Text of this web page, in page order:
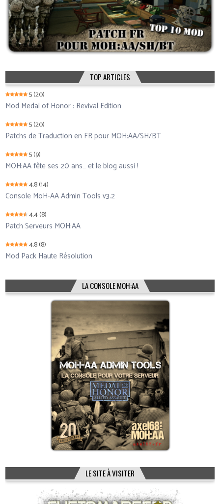
TOP ARTICLES
5(20)
Mod Medal of Honor : Revival Edition
5(20)
Patchs de Traduction en FR pour MOH:AA/SH/BT
5(9)
MOH:AA fête ses 20 ans… et le blog aussi !
4.8(14)
Console MoH-AA Admin Tools v3.2
4.4(8)
Patch Serveurs MOH:AA
4.8(8)
Mod Pack Haute Résolution
LA CONSOLE MOH:AA
LE SITE À VISITER